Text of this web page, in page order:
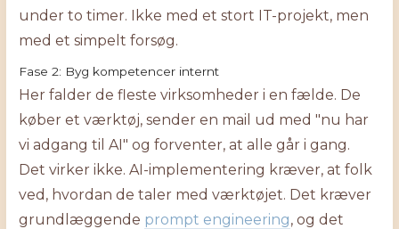
under to timer. Ikke med et stort IT-projekt, men
med et simpelt forsøg.
Fase 2: Byg kompetencer internt
Her falder de fleste virksomheder i en fælde. De
køber et værktøj, sender en mail ud med "nu har
vi adgang til AI" og forventer, at alle går i gang.
Det virker ikke. AI-implementering kræver, at folk
ved, hvordan de taler med værktøjet. Det kræver
grundlæggende prompt engineering, og det